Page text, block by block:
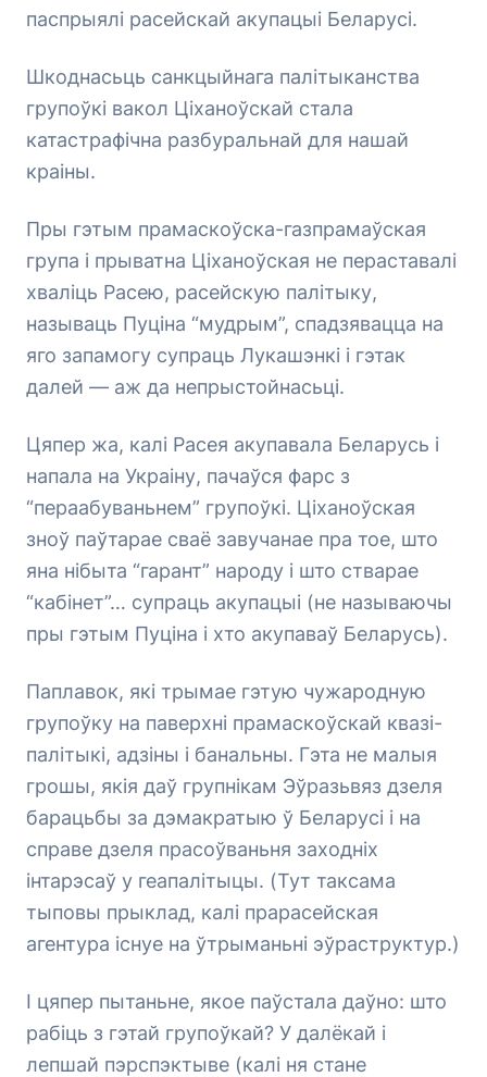
паспрыялі расейскай акупацыі Беларусі.
Шкоднасьць санкцыйнага палітыканства
групоўкі вакол Ціханоўскай стала
катастрафічна разбуральнай для нашай
краіны.
Пры гэтым прамаскоўска-газпрамаўская
група і прыватна Ціханоўская не пераставалі
хваліць Расею, расейскую палітыку,
называць Пуціна “мудрым”, спадзявацца на
яго запамогу супраць Лукашэнкі і гэтак
далей — аж да непрыстойнасьці.
Цяпер жа, калі Расея акупавала Беларусь і
напала на Украіну, пачаўся фарс з
“пераабуваньнем” групоўкі. Ціханоўская
зноў паўтарае сваё завучанае пра тое, што
яна нібыта “гарант” народу і што стварае
“кабінет”… супраць акупацыі (не называючы
пры гэтым Пуціна і хто акупаваў Беларусь).
Паплавок, які трымае гэтую чужародную
групоўку на паверхні прамаскоўскай квазі-
палітыкі, адзіны і банальны. Гэта не малыя
грошы, якія даў групнікам Эўразьвяз дзеля
барацьбы за дэмакратыю ў Беларусі і на
справе дзеля прасоўваньня заходніх
інтарэсаў у геапалітыцы. (Тут таксама
тыповы прыклад, калі прарасейская
агентура існуе на ўтрыманьні эўраструктур.)
І цяпер пытаньне, якое паўстала даўно: што
рабіць з гэтай групоўкай? У далёкай і
лепшай пэрспэктыве (калі ня стане